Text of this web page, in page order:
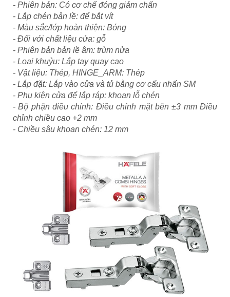
- Phiên bản: Có cơ chế đóng giảm chấn
- Lắp chén bản lề: để bắt vít
- Màu sắc/lớp hoàn thiện: Bóng
- Đối với chất liệu cửa: gỗ
- Phiên bản bản lề âm: trùm nửa
- Loại khuỷu: Lắp tay quay cao
- Vật liệu: Thép, HINGE_ARM: Thép
- Lắp đặt: Lắp vào cửa và tủ bằng cơ cấu nhấn SM
- Phụ kiện cửa để lắp ráp: khoan lỗ chén
- Bộ phận điều chỉnh: Điều chỉnh mặt bên ±3 mm Điều
chỉnh chiều cao +2 mm
- Chiều sâu khoan chén: 12 mm